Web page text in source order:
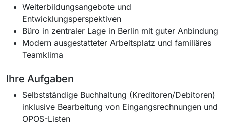
Weiterbildungsangebote und
Entwicklungsperspektiven
Büro in zentraler Lage in Berlin mit guter Anbindung
Modern ausgestatteter Arbeitsplatz und familiäres
Teamklima
Ihre Aufgaben
Selbstständige Buchhaltung (Kreditoren/Debitoren)
inklusive Bearbeitung von Eingangsrechnungen und
OPOS-Listen